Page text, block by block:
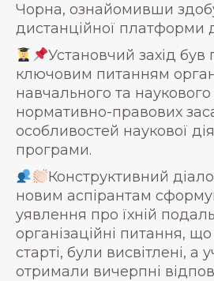
Чорна, ознайомивши
дистанційної платформи
Установчий захід
ключовим питанням
навчального та
нормативно-правових
особливостей наукової
програми.
Конструктивний
новим аспірантам
уявлення про їхній
організаційні питання,
старті, були висвітлені, а
отримали вичерпні